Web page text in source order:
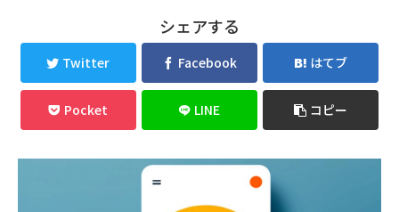
シェアする
Twitter Facebook はてブ
Pocket LINE コピー